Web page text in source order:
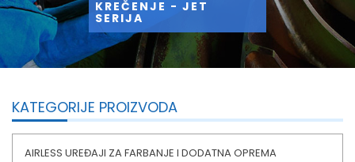
KREČENJE - JET
SERIJA
KATEGORIJE PROIZVODA
AIRLESS UREĐAJI ZA FARBANJE I DODATNA OPREMA